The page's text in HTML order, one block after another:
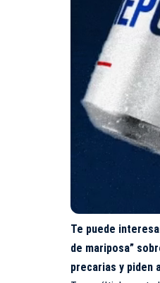
Te puede
de mariposa”
precarias y piden